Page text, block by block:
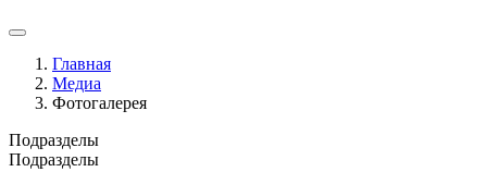
Главная
Медиа
Фотогалерея
Подразделы
Подразделы